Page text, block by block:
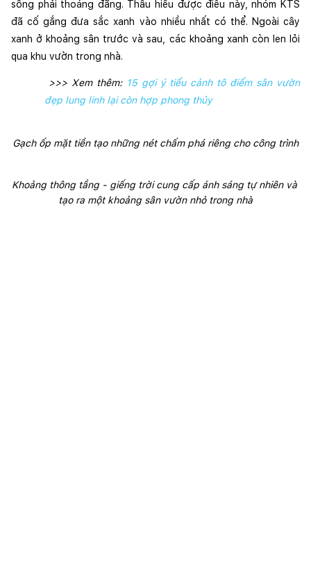
sống phải thoáng đãng. Thấu hiểu được điều này, nhóm KTS
đã cố gắng đưa sắc xanh vào nhiều nhất có thể. Ngoài cây
xanh ở khoảng sân trước và sau, các khoảng xanh còn len lỏi
qua khu vườn trong nhà.
>>> Xem thêm: 15 gợi ý tiểu cảnh tô điểm sân vườn
đẹp lung linh lại còn hợp phong thủy
Gạch ốp mặt tiền tạo những nét chấm phá riêng cho công trình
Khoảng thông tầng - giếng trời cung cấp ánh sáng tự nhiên và
tạo ra một khoảng sân vườn nhỏ trong nhà